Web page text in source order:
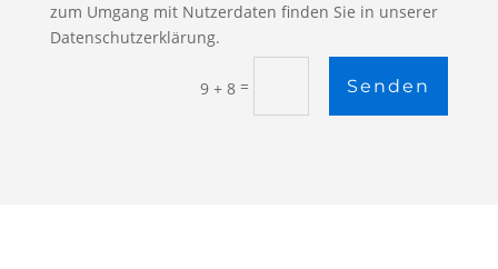
zum Umgang mit Nutzerdaten finden Sie in unserer
Datenschutzerklärung.
9 + 8 = Senden